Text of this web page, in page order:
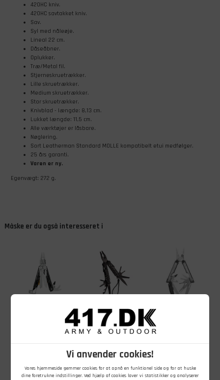
Vi anvender cookies!
Vores hjemmeside gemmer cookies for at opnå en funktionel side og for at huske
dine foretrukne indstillinger. Ved hjælp af cookies laver vi statistikker og analyserer
420HC kniv.
420HC savtakket kniv.
Sav.
Syl med nåleøje.
Lineal 22 cm.
Dåseåbner.
Oplukker.
Træ/Metal fil.
Stjerneskruetrækker.
Lille skruetrækker.
Medium skruetrækker.
Stor skruetrækker.
Knivblad - længde: 8,13 cm.
Lukket længde: 11,5 cm.
Alle værktøjer er låsbare.
Nøglering.
Sort Leatherman Standard MOLLE kompatibelt etui medfølger.
25 års garanti.
Varen er ny.
Egenvægt: 272 g.
Måske er du også interesseret i
19 værktøjer
På lager - Køb nu
249,00 DKK
Mil-Tec Multi-
Tool, 9
værktøjer, Sort
På lager - Køb nu
2.349,00
Leatherman
ARC Multi-Tool
med Etui, 20
Værktøjer
På lager - Køb nu